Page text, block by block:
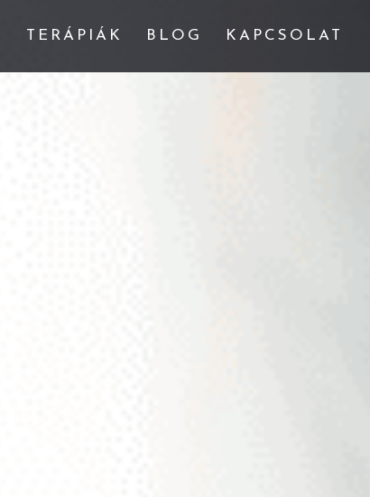
TERÁPIÁK BLOG KAPCSOLAT